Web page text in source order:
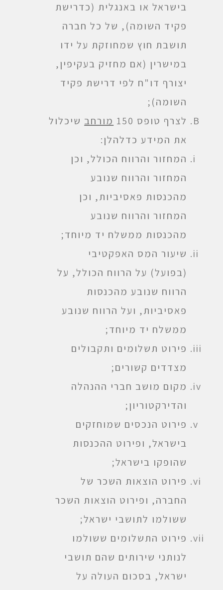
בישראל או באנגלית (כדרישת
פקיד השומה), של כל חברה
תושבת חוץ שמחוזקת על ידו
במישרין (אם מחזיק בעקיפין,
יצורף דו"ח לפי דרישת פקיד
השומה);
לצרף טופס 150
מורחב שיכלול
את המידע כדלהלן:
המחזור והרווח הכולל, וכן
המחזור והרווח שנובע
מהכנסות פאסיביות, וכן
המחזור והרווח שנובע
מהכנסות ממשלח יד מיוחד;
שיעור המס האפקטיבי
(בפועל) על הרווח הכולל, על
הרווח שנובע מהכנסות
פאסיביות, ועל הרווח שנובע
ממשלח יד מיוחד;
פירוט תשלומים ותקבולים
מצדדים קשורים;
מקום מושב חברי ההנהלה
והדירקטוריון;
פירוט הנכסים שמוחזקים
בישראל, ופירוט ההכנסות
שהופקו בישראל;
פירוט הוצאות השכר של
החברה, ופירוט הוצאות השכר
ששולמו לתושבי ישראל;
פירוט התשלומים ששולמו
לנותני שירותים שהם תושבי
ישראל, בסכום העולה על